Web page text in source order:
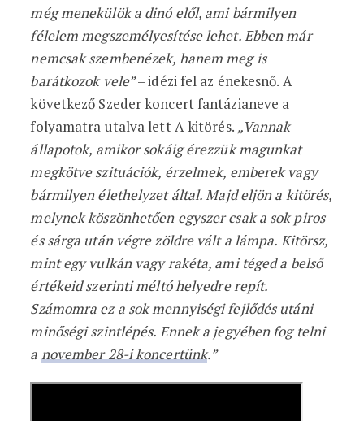
még menekülök a dinó elől, ami bármilyen
félelem megszemélyesítése lehet. Ebben már
nemcsak szembenézek, hanem meg is
barátkozok vele”– idézi fel az énekesnő. A
következő Szeder koncert fantázianeve a
folyamatra utalva lett A kitörés. „Vannak
állapotok, amikor sokáig érezzük magunkat
megkötve szituációk, érzelmek, emberek vagy
bármilyen élethelyzet által. Majd eljön a kitörés,
melynek köszönhetően egyszer csak a sok piros
és sárga után végre zöldre vált a lámpa. Kitörsz,
mint egy vulkán vagy rakéta, ami téged a belső
értékeid szerinti méltó helyedre repít.
Számomra ez a sok mennyiségi fejlődés utáni
minőségi szintlépés. Ennek a jegyében fog telni
a november 28-i koncertünk.”